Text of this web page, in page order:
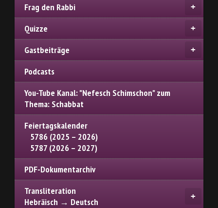
Frag den Rabbi
Quizze
Gastbeiträge
Podcasts
You-Tube Kanal: "Nefesch Schimschon" zum
Thema: Schabbat
Feiertagskalender
5786 (2025 – 2026)
5787 (2026 – 2027)
PDF-Dokumentarchiv
Transliteration
Hebräisch → Deutsch